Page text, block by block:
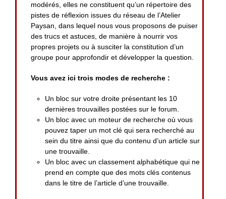
modérés, elles ne constituent qu’un répertoire des
pistes de réflexion issues du réseau de l’Atelier
Paysan, dans lequel nous vous proposons de puiser
des trucs et astuces, de manière à nourrir vos
propres projets ou à susciter la constitution d’un
groupe pour approfondir et développer la question.
Vous avez ici trois modes de recherche :
Un bloc sur votre droite présentant les 10
dernières trouvailles postées sur le forum.
Un bloc avec un moteur de recherche où vous
pouvez taper un mot clé qui sera recherché au
sein du titre ainsi que du contenu d’un article sur
une trouvaille.
Un bloc avec un classement alphabétique qui ne
prend en compte que des mots clés contenus
dans le titre de l’article d’une trouvaille.